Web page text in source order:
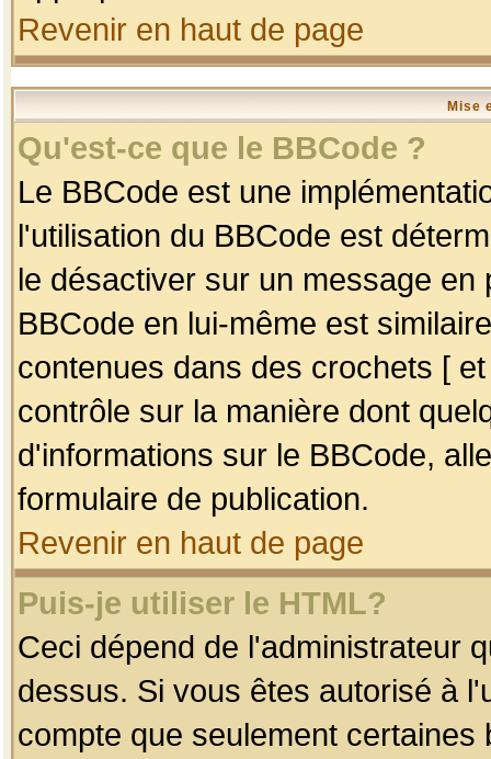
Revenir en haut de page
Mise
Qu'est-ce que le BBCode ?
Le BBCode est une
l'utilisation du BBCode est
le désactiver sur un message
BBCode en lui-même est
contenues dans des crochets [
contrôle sur la manière dont
d'informations sur le BBCode,
formulaire de publication.
Revenir en haut de page
Puis-je utiliser le HTML?
Ceci dépend de l'administrateur
dessus. Si vous êtes autorisé à
compte que seulement